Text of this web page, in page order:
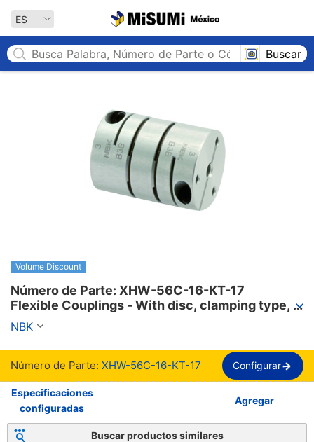
ES
Buscar
Volume Discount
Número de Parte: XHW-56C-16-KT-17
Flexible Couplings - With disc, clamping type,
XHW/XHW-L series.
NBK
Número de Parte: XHW-56C-16-KT-17 Configurar
Especificaciones
configuradas
Agregar
Buscar productos similares